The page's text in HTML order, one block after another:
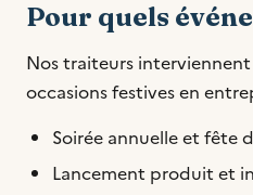
Pour quels
Nos traiteurs
occasions festives en
Soirée annuelle et fête
Lancement produit et